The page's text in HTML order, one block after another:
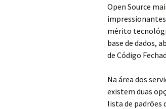
Open Source
mérito
base de dados,
de Código
Na área dos
existem duas
lista de padrões